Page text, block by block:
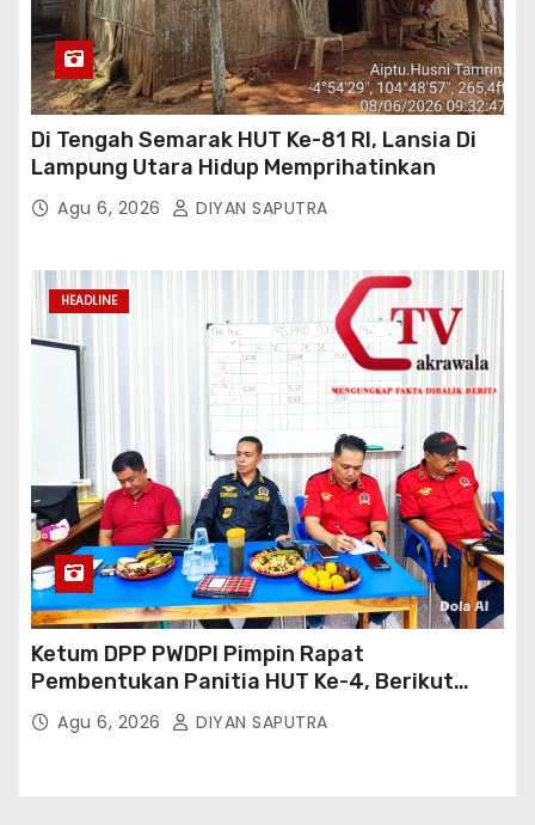
Di Tengah Semarak HUT Ke-81 RI, Lansia Di
Lampung Utara Hidup Memprihatinkan
Agu 6, 2026 DIYAN SAPUTRA
HEADLINE
Ketum DPP PWDPI Pimpin Rapat
Pembentukan Panitia HUT Ke-4, Berikut
Susunan Dan Rangkaian Kegiatannya
Agu 6, 2026 DIYAN SAPUTRA